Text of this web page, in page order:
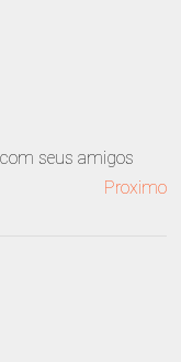
seus amigos
Proximo